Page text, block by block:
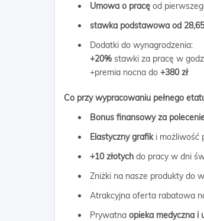
Umowa o pracę od
stawka podstawowa od 28,65
Dodatki do wynagrodzenia:
+20% stawki za pracę w
+premia nocna do +380 zł
Co przy wypracowaniu pełnego
Bonus finansowy za
Elastyczny grafiki możliwość
+10 złotych do pracy w dni
Zniżki na nasze produkty do
Atrakcyjna oferta rabatowa
Prywatna opieka medyczna i